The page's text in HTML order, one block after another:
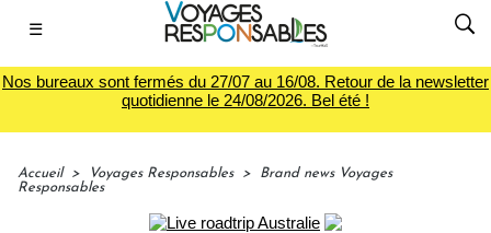
☰
Nos bureaux sont fermés du 27/07 au 16/08. Retour de la newsletter
quotidienne le 24/08/2026. Bel été !
Accueil > Voyages Responsables >
Brand news Voyages
Responsables